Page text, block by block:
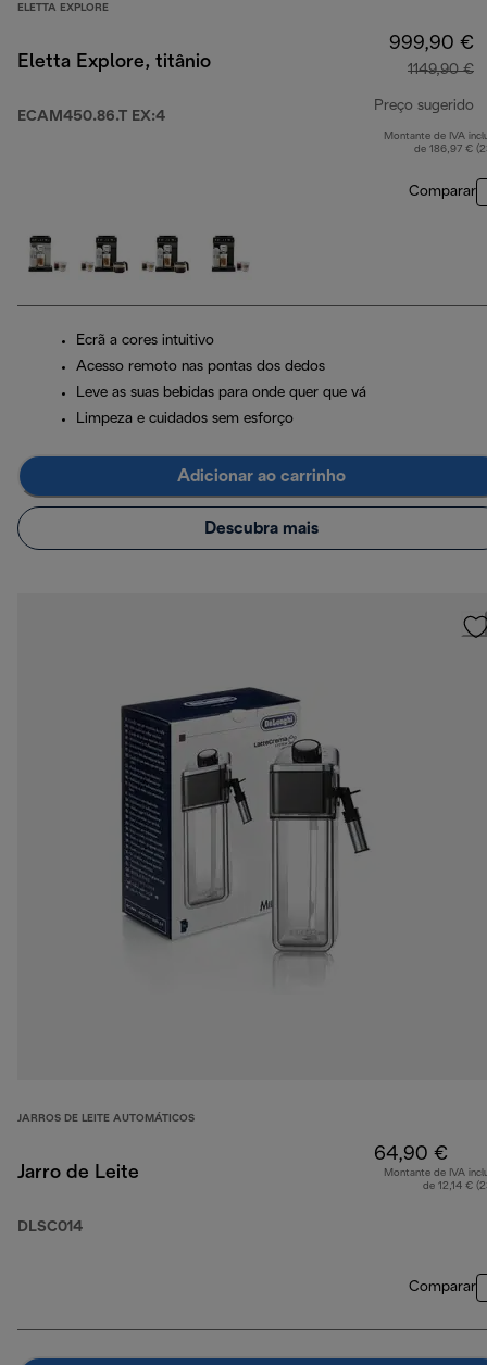
ELETTA EXPLORE
Eletta Explore, titânio
ECAM450.86.T EX:4
999,90 €
1149,90 €
Preço sugerido
Montante de IVA
de 186,97 €
Comparar
Ecrã a cores intuitivo
Acesso remoto nas pontas dos dedos
Leve as suas bebidas para onde quer que vá
Limpeza e cuidados sem esforço
Adicionar ao carrinho
Descubra mais
JARROS DE LEITE AUTOMÁTICOS
Jarro de Leite
DLSC014
64,90 €
Montante de IVA
de 12,14 €
Comparar